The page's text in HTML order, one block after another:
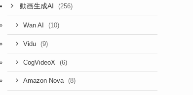
動画生成AI (256)
Wan AI (10)
Vidu (9)
CogVideoX (6)
Amazon Nova (8)